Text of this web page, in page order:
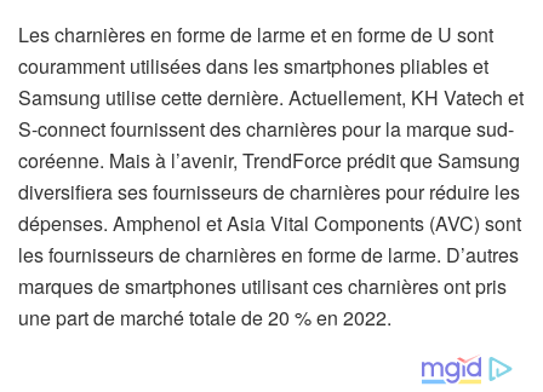
Les charnières en forme de larme et en forme de U sont
couramment utilisées dans les smartphones pliables et
Samsung utilise cette dernière. Actuellement, KH Vatech et
S-connect fournissent des charnières pour la marque sud-
coréenne. Mais à l’avenir, TrendForce prédit que Samsung
diversifiera ses fournisseurs de charnières pour réduire les
dépenses. Amphenol et Asia Vital Components (AVC) sont
les fournisseurs de charnières en forme de larme. D’autres
marques de smartphones utilisant ces charnières ont pris
une part de marché totale de 20 % en 2022.